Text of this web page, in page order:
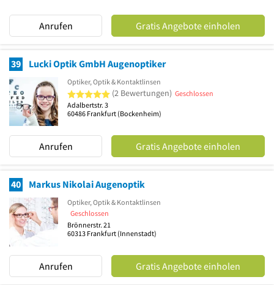
Anrufen Gratis Angebote einholen
39 Lucki Optik GmbH Augenoptiker
Optiker, Optik & Kontaktlinsen
5 von 5 Sternen
(2 Bewertungen) Geschlossen
Adalbertstr. 3
60486 Frankfurt (Bockenheim)
Anrufen Gratis Angebote einholen
40 Markus Nikolai Augenoptik
Optiker, Optik & Kontaktlinsen
Geschlossen
Brönnerstr. 21
60313 Frankfurt (Innenstadt)
Anrufen Gratis Angebote einholen